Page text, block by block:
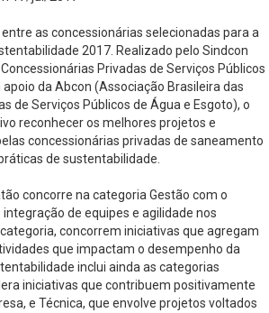
as concessionárias selecionadas para a
2017. Realizado pelo Sindcon
Privadas de Serviços Públicos
da Abcon (Associação Brasileira das
de Serviços Públicos de Água e Esgoto), o
reconhecer os melhores projetos e
concessionárias privadas de saneamento
de sustentabilidade.
concorre na categoria Gestão com o
integração de equipes e agilidade nos
concorrem iniciativas que agregam
que impactam o desempenho da
inclui ainda as categorias
iniciativas que contribuem positivamente
e Técnica, que envolve projetos voltados